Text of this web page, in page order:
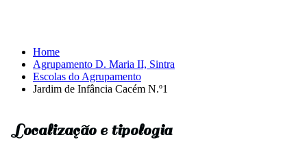
Home
Agrupamento D. Maria II, Sintra
Escolas do Agrupamento
Jardim de Infância Cacém N.º1
Localização e tipologia